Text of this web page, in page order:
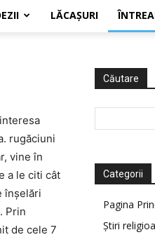
LĂCAŞURI
rugăciuni
vine în
a le citi cât
înşelări
Prin
de cele 7
Căutare
Categorii
Pagina
Știri